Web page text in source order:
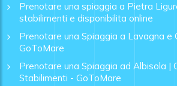
Prenotare una spiaggia a Pietra
stabilimenti e disponibilita online
Prenotare una Spiaggia a Lavagna e
GoToMare
Prenotare una Spiaggia ad Albisola |
Stabilimenti - GoToMare